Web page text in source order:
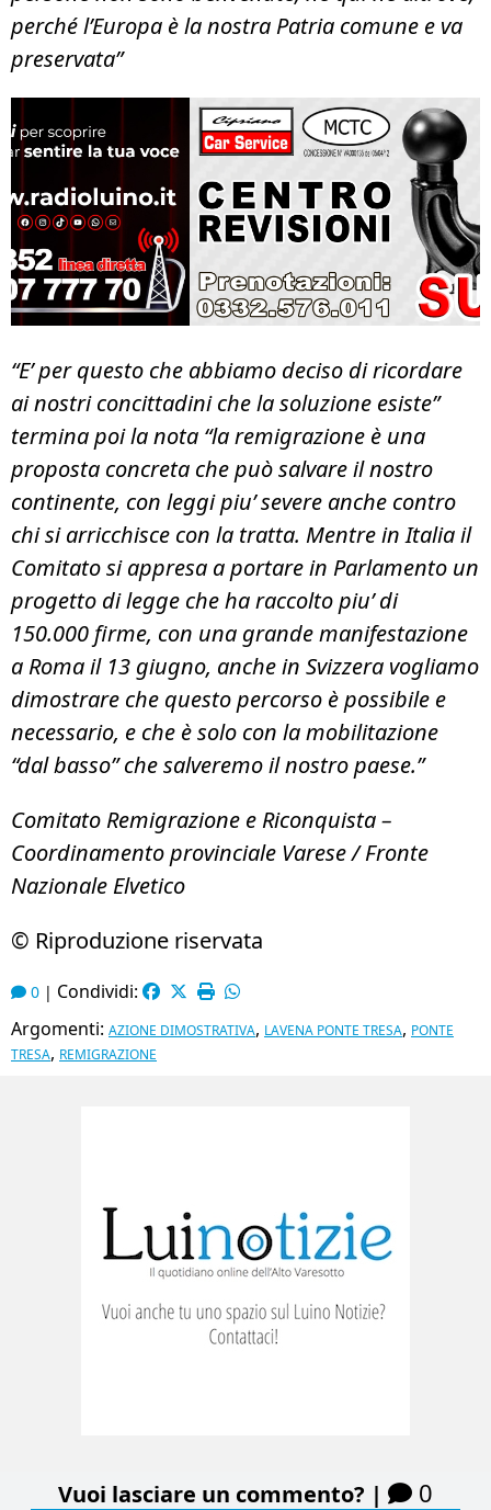
perché l’Europa è la nostra Patria comune e va
preservata”
“E’ per questo che abbiamo deciso di ricordare
ai nostri concittadini che la soluzione esiste”
termina poi la nota “la remigrazione è una
proposta concreta che può salvare il nostro
continente, con leggi piu’ severe anche contro
chi si arricchisce con la tratta. Mentre in Italia il
Comitato si appresa a portare in Parlamento un
progetto di legge che ha raccolto piu’ di
150.000 firme, con una grande manifestazione
a Roma il 13 giugno, anche in Svizzera vogliamo
dimostrare che questo percorso è possibile e
necessario, e che è solo con la mobilitazione
“dal basso” che salveremo il nostro paese.”
Comitato Remigrazione e Riconquista –
Coordinamento provinciale Varese /Fronte
Nazionale Elvetico
© Riproduzione riservata
0 | Condividi:
Argomenti: AZIONE DIMOSTRATIVA, LAVENA PONTE TRESA, PONTE
TRESA, REMIGRAZIONE
Vuoi lasciare un commento? | 0